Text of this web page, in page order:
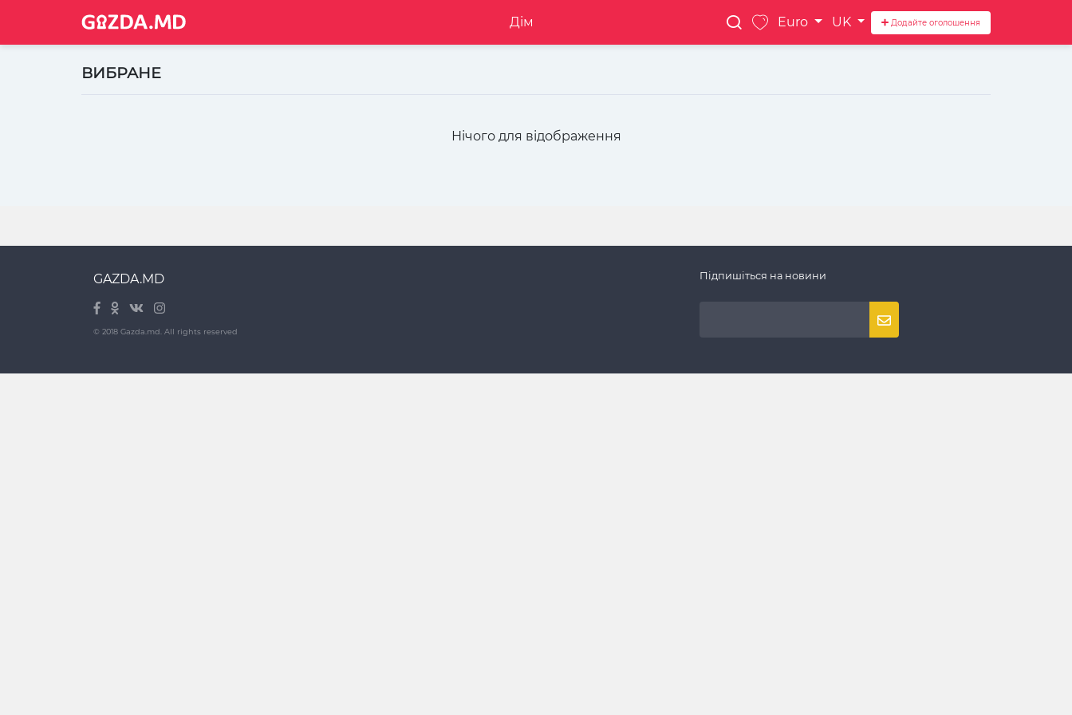
Дім Euro UK Додайте оголошення
ВИБРАНЕ
Нічого для відображення
GAZDA.MD
© 2018 Gazda.md. All rights reserved
Підпишіться на новини